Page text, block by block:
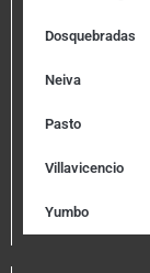
Dosquebradas
Neiva
Pasto
Villavicencio
Yumbo